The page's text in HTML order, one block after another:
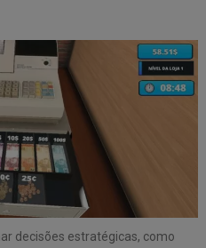
decisões estratégicas, como